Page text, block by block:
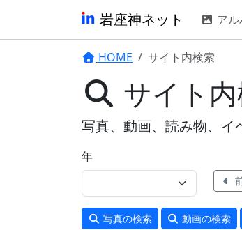
岩座神ネット ア
HOME サイト内検索
サイト
写真、動画、読み物、イ
年
写真の検索 動画の検索